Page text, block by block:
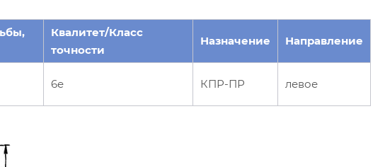
Квалитет/Класс
точности
Назначение Направление
6e КПР-ПР левое